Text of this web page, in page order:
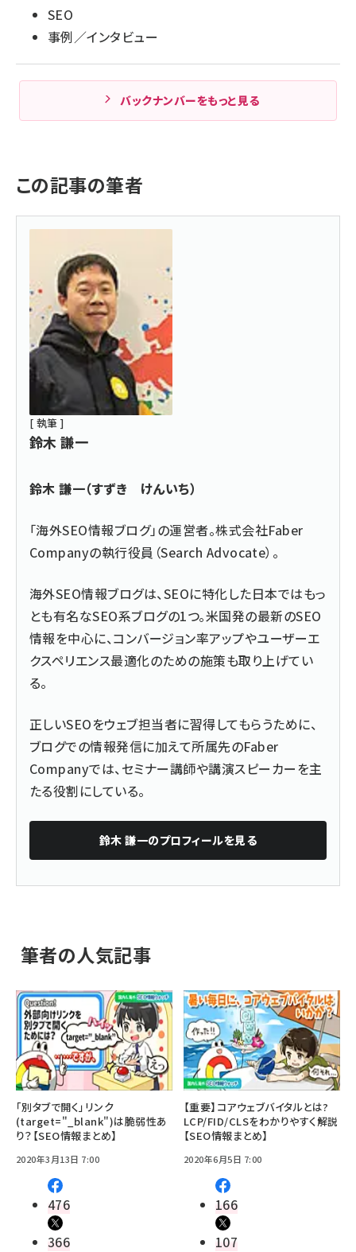
SEO
事例／インタビュー
バックナンバーをもっと見る
この記事の筆者
[ 執筆 ]
鈴木 謙一
鈴木 謙一（すずき けんいち）
「海外SEO情報ブログ」の運営者。株式会社Faber
Companyの執行役員（Search Advocate）。
海外SEO情報ブログは、SEOに特化した日本ではもっ
とも有名なSEO系ブログの1つ。米国発の最新のSEO
情報を中心に、コンバージョン率アップやユーザーエ
クスペリエンス最適化のための施策も取り上げてい
る。
正しいSEOをウェブ担当者に習得してもらうために、
ブログでの情報発信に加えて所属先のFaber
Companyでは、セミナー講師や講演スピーカーを主
たる役割にしている。
鈴木 謙一のプロフィールを見る
筆者の人気記事
「別タブで開く」リンク
(target="_blank")は脆弱性あ
り？【SEO情報まとめ】
2020年3月13日 7:00
476
366
【重要】コアウェブバイタルとは?
LCP/FID/CLSをわかりやすく解説
【SEO情報まとめ】
2020年6月5日 7:00
166
107